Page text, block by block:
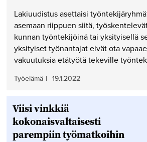
Lakiuudistus asettaisi
asemaan riippuen siitä,
kunnan työntekijöinä tai yksityisellä
yksityiset työnantajat eivät ota
vakuutuksia etätyötä tekeville
Työelämä | 19.1.2022
Viisi vinkkiä
kokonaisvaltaisesti
parempiin työmatkoihin